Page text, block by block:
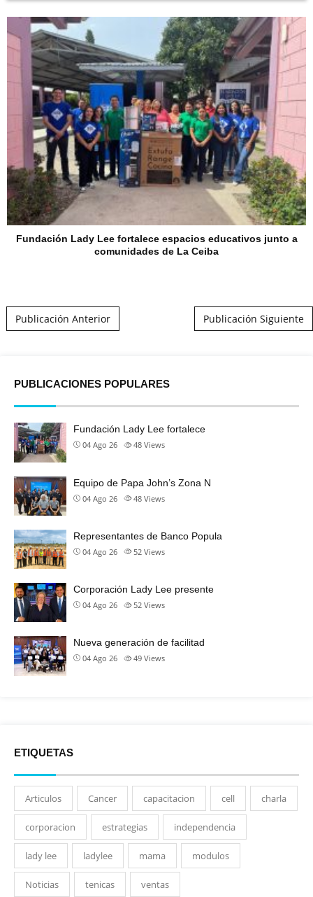
Fundación Lady Lee fortalece espacios educativos junto a
comunidades de La Ceiba
Post navigation
Publicación Anterior Publicación Siguiente
PUBLICACIONES POPULARES
Fundación Lady Lee fortalece
04 Ago 26 48 Views
Equipo de Papa John’s Zona N
04 Ago 26 48 Views
Representantes de Banco Popula
04 Ago 26 52 Views
Corporación Lady Lee presente
04 Ago 26 52 Views
Nueva generación de facilitad
04 Ago 26 49 Views
ETIQUETAS
Articulos Cancer capacitacion cell charla
corporacion estrategias independencia
lady lee ladylee mama modulos
Noticias tenicas ventas